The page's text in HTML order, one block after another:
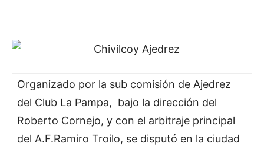
Organizado por la sub comisión de Ajedrez
del Club La Pampa, bajo la dirección del
Roberto Cornejo, y con el arbitraje principal
del A.F.Ramiro Troilo, se disputó en la ciudad